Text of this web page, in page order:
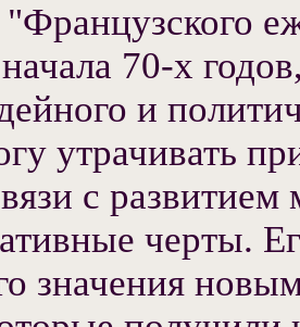
"Французского
70-х
и
утрачивать
с
черты.
значения